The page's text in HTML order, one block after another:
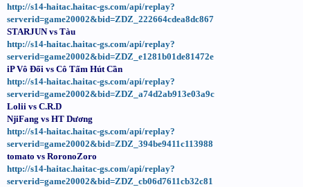
http://s14-haitac.haitac-gs.com/api/replay?
serverid=game20002&bid=ZDZ_222664cdea8dc867
STARJUN vs Tàu
http://s14-haitac.haitac-gs.com/api/replay?
serverid=game20002&bid=ZDZ_e1281b01de81472e
iP Vô Đối vs Cô Tấm Hút Cần
http://s14-haitac.haitac-gs.com/api/replay?
serverid=game20002&bid=ZDZ_a74d2ab913e03a9c
Lolii vs C.R.D
NjiFang vs HT Dương
http://s14-haitac.haitac-gs.com/api/replay?
serverid=game20002&bid=ZDZ_394be9411c113988
tomato vs RoronoZoro
http://s14-haitac.haitac-gs.com/api/replay?
serverid=game20002&bid=ZDZ_cb06d7611cb32c81